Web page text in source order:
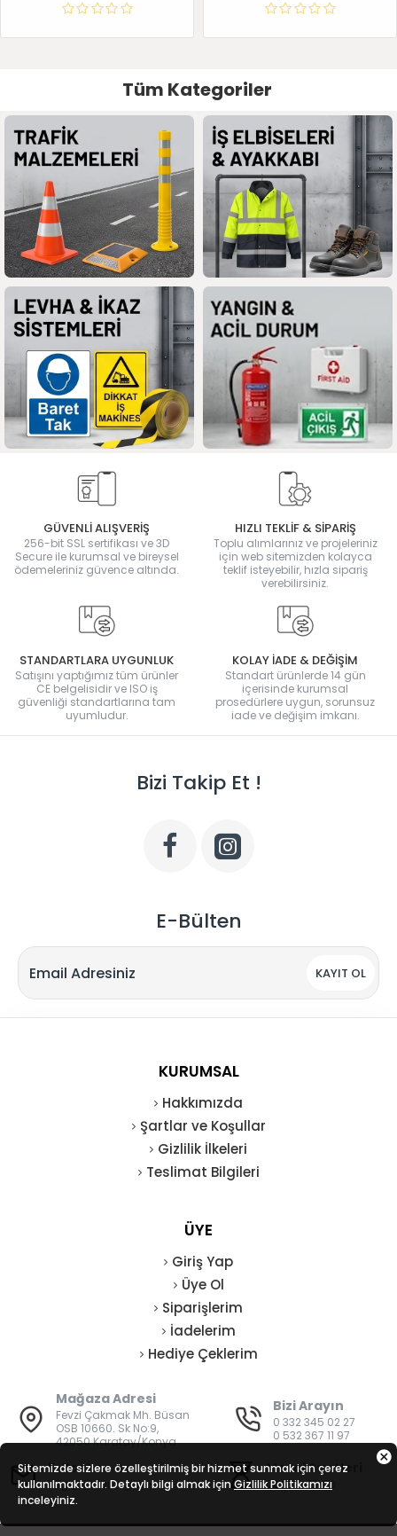
Tüm Kategoriler
GÜVENLİ ALIŞVERİŞ
256-bit SSL sertifikası ve 3D
Secure ile kurumsal ve bireysel
ödemeleriniz güvence altında.
HIZLI TEKLİF & SİPARİŞ
Toplu alımlarınız ve projeleriniz
için web sitemizden kolayca
teklif isteyebilir, hızla sipariş
verebilirsiniz.
STANDARTLARA UYGUNLUK
Satışını yaptığımız tüm ürünler
CE belgelisidir ve ISO iş
güvenliği standartlarına tam
uyumludur.
KOLAY İADE & DEĞİŞİM
Standart ürünlerde 14 gün
içerisinde kurumsal
prosedürlere uygun, sorunsuz
iade ve değişim imkanı.
Bizi Takip Et !
E-Bülten
KAYIT OL
KURUMSAL
Hakkımızda
Şartlar ve Koşullar
Gizlilik İlkeleri
Teslimat Bilgileri
ÜYE
Giriş Yap
Üye Ol
Siparişlerim
İadelerim
Hediye Çeklerim
Mağaza Adresi
Fevzi Çakmak Mh. Büsan
OSB 10660. Sk No:9,
42050 Karatay/Konya
Bizi Arayın
0 332 345 02 27
0 532 367 11 97
E-Posta
bilgi@vatanisguvenligi.com
Mesai Saatleri
08:00 - 19:00
Sitemizde sizlere özelleştirilmiş bir hizmet sunmak için çerez
kullanılmaktadır. Detaylı bilgi almak için Gizlilik Politikamızı
inceleyiniz.